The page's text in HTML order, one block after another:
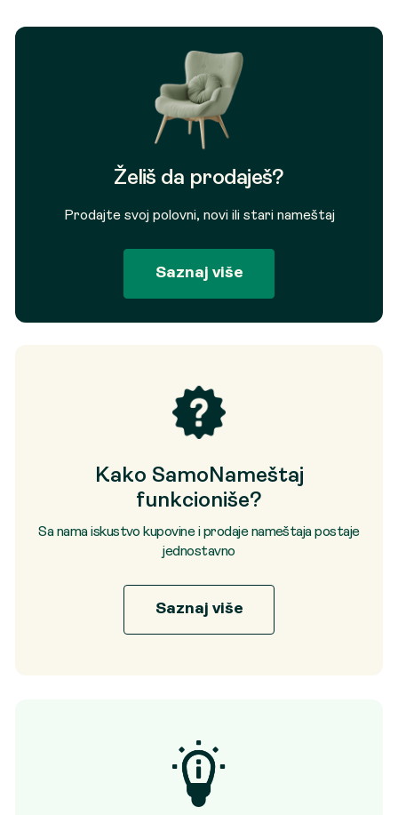
Želiš da prodaješ?
Prodajte svoj polovni, novi ili stari nameštaj
Saznaj više
Kako SamoNameštaj
funkcioniše?
Sa nama iskustvo kupovine i prodaje nameštaja postaje
jednostavno
Saznaj više